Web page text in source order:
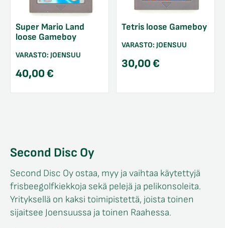
Super Mario Land
loose Gameboy
VARASTO: JOENSUU
40,00€
Tetris loose Gameboy
VARASTO: JOENSUU
30,00€
Second Disc Oy
Second Disc Oy ostaa, myy ja vaihtaa käytettyjä
frisbeegolfkiekkoja sekä pelejä ja pelikonsoleita.
Yrityksellä on kaksi toimipistettä, joista toinen
sijaitsee Joensuussa ja toinen Raahessa.